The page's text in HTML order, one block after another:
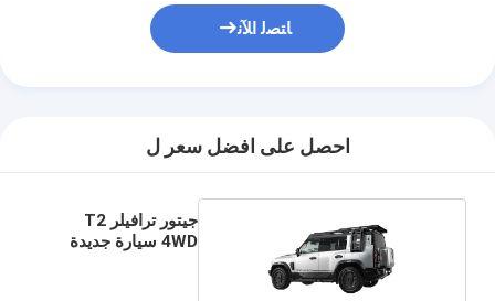
ﺎﺘﺼﻟ ﺍﻶﻧ
احصل على افضل سعر ل
جيتور ترافيلر T2
4WD سيارة جديدة